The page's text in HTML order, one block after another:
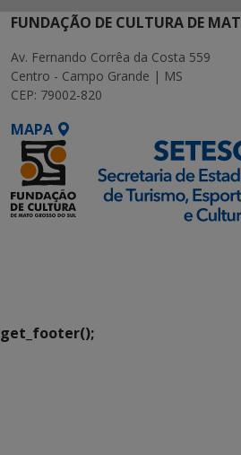
FUNDAÇÃO DE CULTURA DE
Av. Fernando Corrêa da Costa 559
Centro - Campo Grande | MS
CEP: 79002-820
MAPA
get_footer();